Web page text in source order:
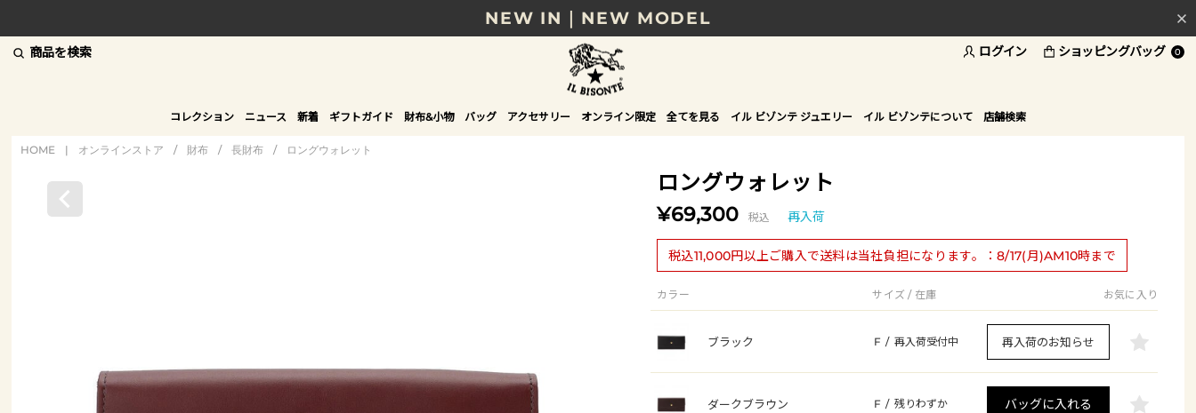
NEW IN｜NEW MODEL
8/17(月)10時まで｜税込11,000円以上で送料無料
贈る相手やシーンから選べる、新しいギフトガイド
NEW IN｜COLOR LEATHER
商品を検索 ログイン ショッピングバッグ 0
コレクション ニュース 新着 ギフトガイド 財布&小物 バッグ アクセサリー オンライン限定 全てを見る イル ビゾンテ ジュエリー イル ビゾンテについて 店舗検索
HOME | オンラインストア / 財布 / 長財布 / ロングウォレット
ロングウォレット
¥69,300 税込 再入荷
税込11,000円以上ご購入で送料は当社負担になります。：8/17(月)AM10時まで
カラー サイズ / 在庫 お気に入り
ブラック F / 再入荷受付中 再入荷のお知らせ
ダークブラウン F / 残りわずか バッグに入れる